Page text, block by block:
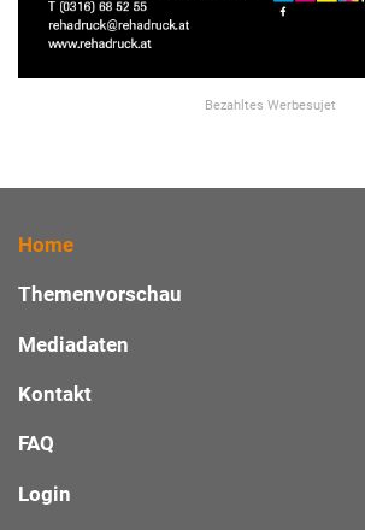
Bezahltes Werbesujet
Home
Themenvorschau
Mediadaten
Kontakt
FAQ
Login